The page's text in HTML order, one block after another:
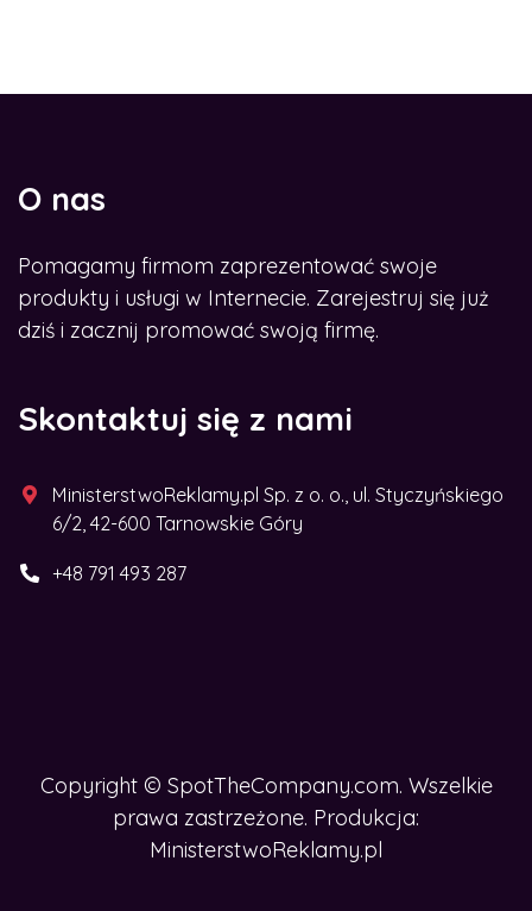
O nas
Pomagamy firmom zaprezentować swoje
produkty i usługi w Internecie. Zarejestruj się już
dziś i zacznij promować swoją firmę.
Skontaktuj się z nami
MinisterstwoReklamy.pl Sp. z o. o., ul. Styczyńskiego
6/2, 42-600 Tarnowskie Góry
+48 791 493 287
Copyright © SpotTheCompany.com. Wszelkie
prawa zastrzeżone. Produkcja:
MinisterstwoReklamy.pl